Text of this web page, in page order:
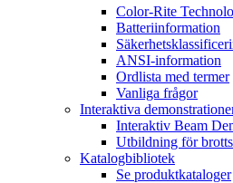
Color-Rite
Batteriinformation
ANSI-information
Ordlista med termer
Vanliga frågor
Interaktiva
Interaktiv Beam
Utbildning för
Katalogbibliotek
Se produktkataloger